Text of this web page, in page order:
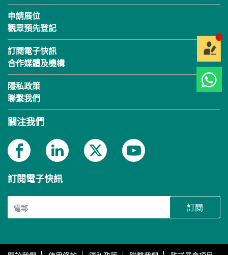
申請展位
觀眾預先登記
訂閱電子快訊
合作媒體及機構
隱私政策
聯繫我們
關注我們
訂閱電子快訊
訂閱